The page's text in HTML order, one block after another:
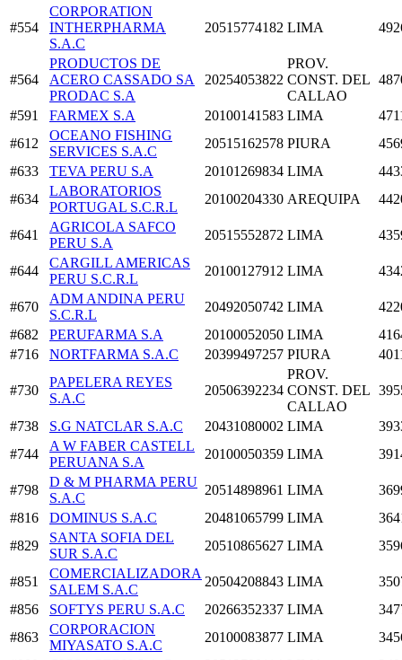
#554
CORPORATION
INTHERPHARMA
S.A.C
20515774182 LIMA
#564
PRODUCTOS DE
ACERO CASSADO SA
PRODAC S.A
20254053822
PROV.
CONST. DEL
CALLAO
#591 FARMEX S.A 20100141583 LIMA
#612
OCEANO FISHING
SERVICES S.A.C
20515162578 PIURA
#633
TEVA PERU S.A 20101269834 LIMA
#634
LABORATORIOS
PORTUGAL S.C.R.L
20100204330 AREQUIPA
#641
AGRICOLA SAFCO
PERU S.A
20515552872 LIMA
#644
CARGILL AMERICAS
PERU S.C.R.L
20100127912 LIMA
#670
ADM ANDINA PERU
S.C.R.L
20492050742 LIMA
#682
PERUFARMA S.A 20100052050 LIMA
#716
NORTFARMA S.A.C 20399497257 PIURA
#730
PAPELERA REYES
S.A.C
20506392234
PROV.
CONST. DEL
CALLAO
#738 S.G NATCLAR S.A.C 20431080002 LIMA
#744
A W FABER CASTELL
PERUANA S.A
20100050359 LIMA
#798
D & M PHARMA PERU
S.A.C
20514898961 LIMA
#816
DOMINUS S.A.C 20481065799 LIMA
#829
SANTA SOFIA DEL
SUR S.A.C
20510865627 LIMA
#851
COMERCIALIZADORA
SALEM S.A.C
20504208843 LIMA
#856
SOFTYS PERU S.A.C 20266352337 LIMA
#863
CORPORACION
MIYASATO S.A.C
20100083877 LIMA